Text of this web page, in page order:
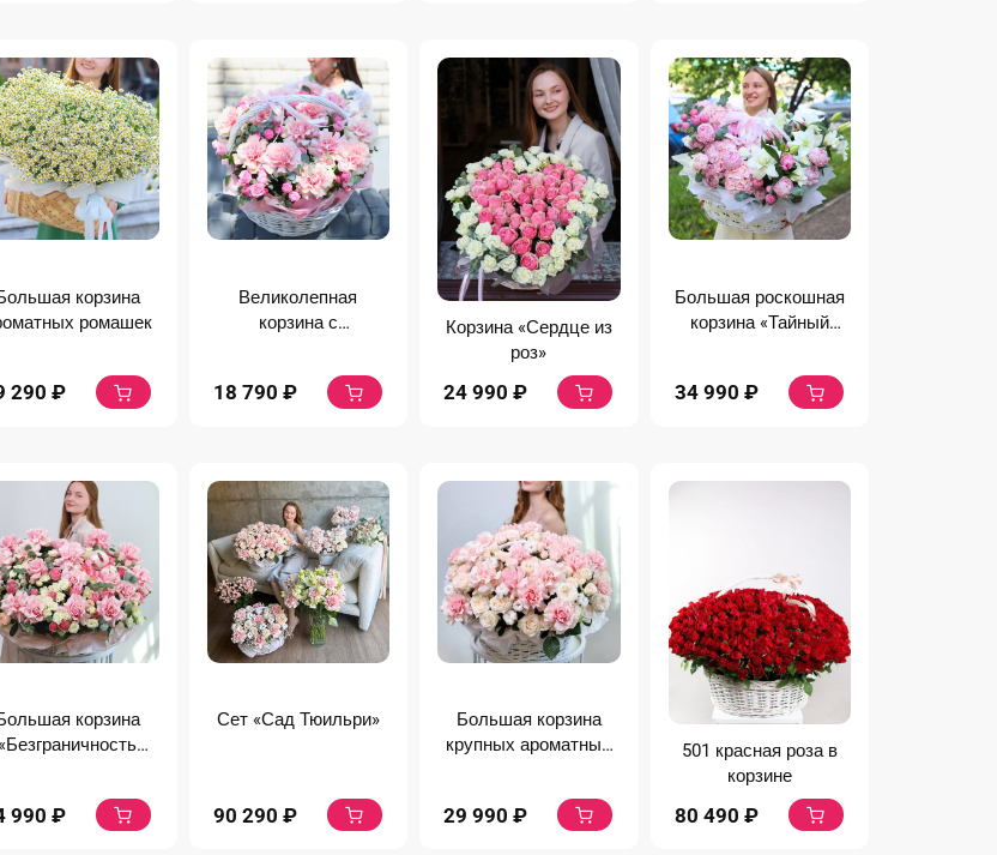
корзина
ромашек
290 ₽
Великолепная
корзина с
18 790 ₽
Корзина «Сердце из
роз»
24 990 ₽
Большая роскошная
корзина «Тайный
34 990 ₽
корзина
«Безграничность
990 ₽
Сет «Сад Тюильри»
90 290 ₽
Большая корзина
крупных ароматных
29 990 ₽
501 красная роза в
корзине
80 490 ₽